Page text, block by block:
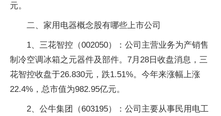
元。
二、家用电器概念股有哪些上市公司
1、三花智控（002050）：公司主营业务为产销售
制冷空调冰箱之元器件及部件。7月28日收盘消息，三
花智控收盘于26.830元，跌1.51%。今年来涨幅上涨
22.4%，总市值为982.95亿元。
2、公牛集团（603195）：公司主要从事民用电工